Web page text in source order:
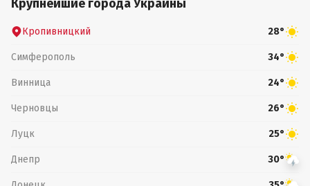
Крупнейшие города Украины
Кропивницкий 28°
Симферополь 34°
Винница 24°
Черновцы 26°
Луцк 25°
Днепр 30°